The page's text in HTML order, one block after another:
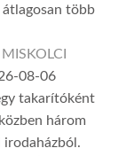
több
08-06
takarítóként
három